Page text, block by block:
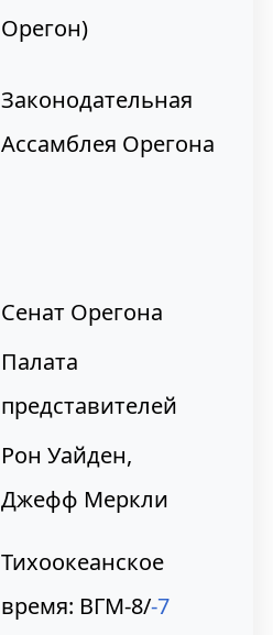
Орегон)
Законодательная
Ассамблея Орегона
Сенат Орегона
Палата
представителей
Рон Уайден,
Джефф Меркли
Тихоокеанское
время: ВГМ-8/-7